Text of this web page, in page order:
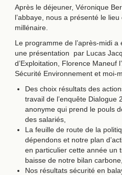
Après le déjeuner, Véronique
l’abbaye, nous a présenté le
millénaire.
Le programme de l’après-midi
une présentation par Lucas
d’Exploitation, Florence Maneuf
Sécurité Environnement et moi-
Des choix résultats des
travail de l’enquête Dialogue
anonyme qui prend le pouls
des salariés,
La feuille de route de la
dépendons et notre plan
en particulier cette année un
baisse de notre bilan carbone,
Nos résultats sécurité en